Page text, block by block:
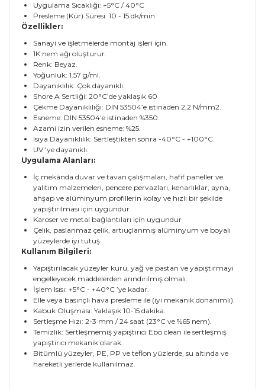
Uygulama Sıcaklığı: +5°C / 40°C
Presleme (Kür) Süresi: 10 - 15 dk/min
Özellikler:
Sanayi ve işletmelerde montaj işleri için.
1K nem ağı oluşturur.
Renk: Beyaz.
Yoğunluk: 1.57 g/ml.
Dayanıklılık: Çok dayanıklı.
Shore A Sertliği: 20°C’de yaklaşık 60
Çekme Dayanıklılığı: DIN 53504’e istinaden 2,2 N/mm2.
Esneme: DIN 53504’e istinaden %350.
Azami izin verilen esneme: %25.
Isıya Dayanıklılık: Sertleştikten sonra -40°C - +100°C.
UV 'ye dayanıklı.
Uygulama Alanları:
İç mekânda duvar ve tavan çalışmaları, hafif paneller ve
yalıtım malzemeleri, pencere pervazları, kenarlıklar, ayna,
ahşap ve alüminyum profillerin kolay ve hızlı bir şekilde
yapıştırılması için uygundur
Karoser ve metal bağlantıları için uygundur
Çelik, paslanmaz çelik, artıuçlanmış alüminyum ve boyalı
yüzeylerde iyi tutuş
Kullanım Bilgileri:
Yapıştırılacak yüzeyler kuru, yağ ve pastan ve yapıştırmayı
engelleyecek maddelerden arındırılmış olmalı.
İşlem Isısı: +5°C - +40°C ’ye kadar.
Elle veya basınçlı hava presleme ile (iyi mekanik donanımlı).
Kabuk Oluşması: Yaklaşık 10-15 dakika.
Sertleşme Hızı: 2-3 mm / 24 saat (23°C ve %65 nem).
Temizlik: Sertleşmemiş yapıştırıcı Ebo clean ile sertleşmiş
yapıştırıcı mekanik olarak.
Bitümlü yüzeyler, PE, PP ve teflon yüzlerde, su altında ve
hareketli yerlerde kullanılmaz.